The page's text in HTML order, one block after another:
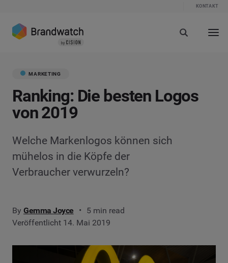
KONTAKT
MARKETING
Ranking: Die besten Logos
von 2019
Welche Markenlogos können sich
mühelos in die Köpfe der
Verbraucher verwurzeln?
By Gemma Joyce
5 min read
Veröffentlicht 14. Mai 2019